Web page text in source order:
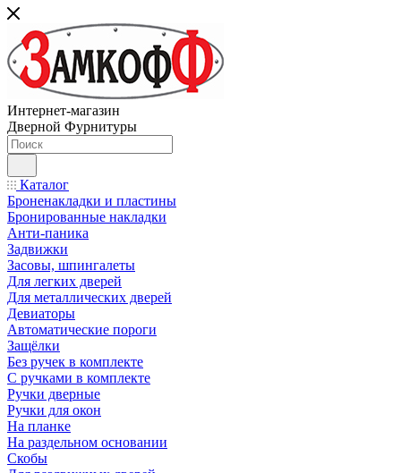
Интернет-магазин
Дверной Фурнитуры
Каталог
Броненакладки и пластины
Бронированные накладки
Анти-паника
Задвижки
Засовы, шпингалеты
Для легких дверей
Для металлических дверей
Девиаторы
Автоматические пороги
Защёлки
Без ручек в комплекте
С ручками в комплекте
Ручки дверные
Ручки для окон
На планке
На раздельном основании
Скобы